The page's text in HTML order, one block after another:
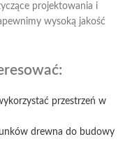
projektowania i
wysoką jakość
przestrzeń w
drewna do budowy